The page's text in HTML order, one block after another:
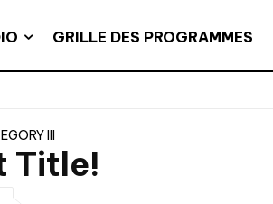
GRILLE DES PROGRAMMES
III
Title!